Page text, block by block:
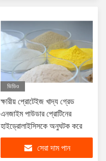
ভিডিও
ক্ষারীয় প্রোটেইজ খাদ্য গ্রেড
এনজাইম পাউডার প্রোটিনের
হাইড্রোলাইসিসকে অনুঘটক করে
সেরা দাম পান